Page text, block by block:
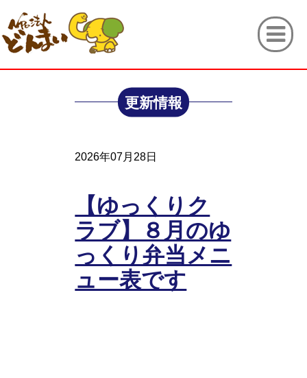
更新情報
2026年07月28日
【ゆっくりク
ラブ】８月のゆ
っくり弁当メニ
ュー表です